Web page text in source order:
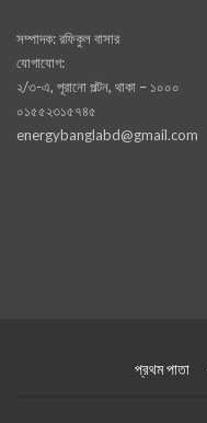
সম্পাদক: রফিকুল বাসার
যোগাযোগ:
২/৩-এ, পূরানো পল্টন, থাকা – ১০০০
০১৫৫২৩১৫৭৪৫
energybanglabd@gmail.com
প্রথম পাতা